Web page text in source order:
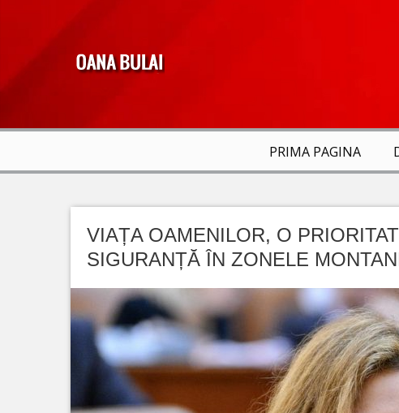
PRIMA PAGINA
VIAȚA OAMENILOR, O
SIGURANȚĂ ÎN ZONELE